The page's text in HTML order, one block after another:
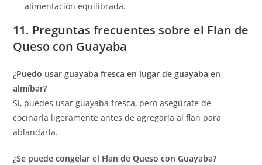
alimentación equilibrada.
11. Preguntas frecuentes sobre el Flan de
Queso con Guayaba
¿Puedo usar guayaba fresca en lugar de guayaba en
almíbar?
Sí, puedes usar guayaba fresca, pero asegúrate de
cocinarla ligeramente antes de agregarla al flan para
ablandarla.
¿Se puede congelar el Flan de Queso con Guayaba?